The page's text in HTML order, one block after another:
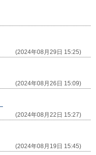
(2024年08月29日 15:25)
(2024年08月26日 15:09)
(2024年08月22日 15:27)
(2024年08月19日 15:45)